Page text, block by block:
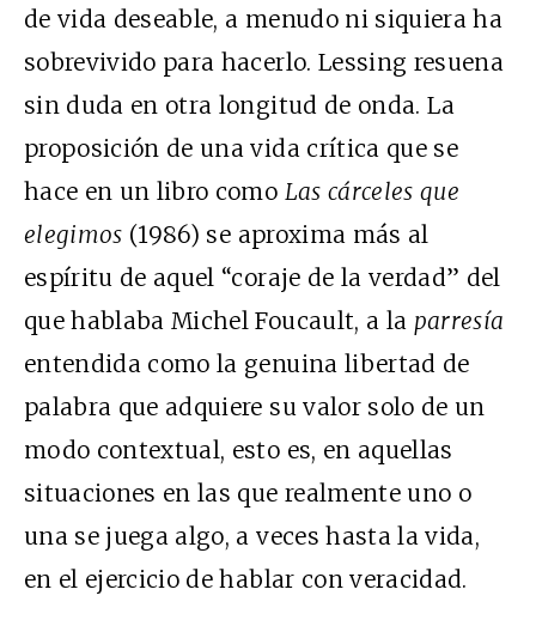
de vida deseable, a menudo ni siquiera ha
sobrevivido para hacerlo. Lessing resuena
sin duda en otra longitud de onda. La
proposición de una vida crítica que se
hace en un libro como Las cárceles que
elegimos (1986) se aproxima más al
espíritu de aquel “coraje de la verdad” del
que hablaba Michel Foucault, a la parresía
entendida como la genuina libertad de
palabra que adquiere su valor solo de un
modo contextual, esto es, en aquellas
situaciones en las que realmente uno o
una se juega algo, a veces hasta la vida,
en el ejercicio de hablar con veracidad.